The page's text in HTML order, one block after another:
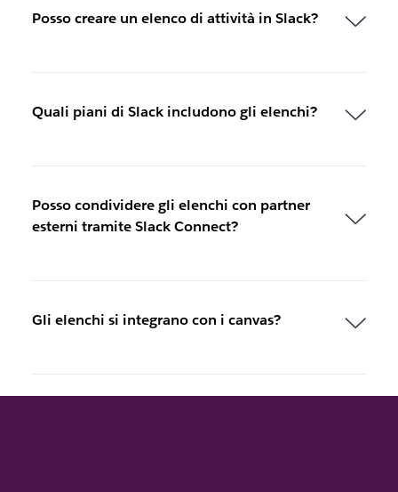
Posso creare un elenco di attività in Slack?
Quali piani di Slack includono gli elenchi?
Posso condividere gli elenchi con partner
esterni tramite Slack Connect?
Gli elenchi si integrano con i canvas?